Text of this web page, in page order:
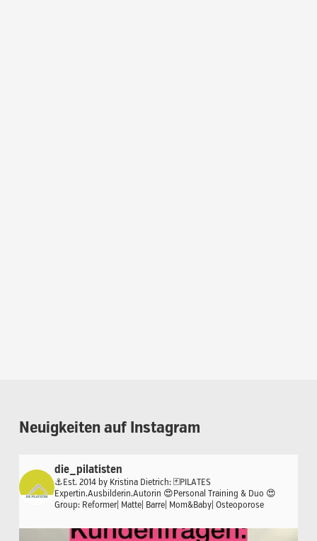
Neuigkeiten auf Instagram
die_pilatisten
⚓️Est. 2014 by Kristina Dietrich: 🃏PILATES
Expertin.Ausbilderin.Autorin 😍Personal Training & Duo 😍
Group: Reformer| Matte| Barre| Mom&Baby| Osteoporose